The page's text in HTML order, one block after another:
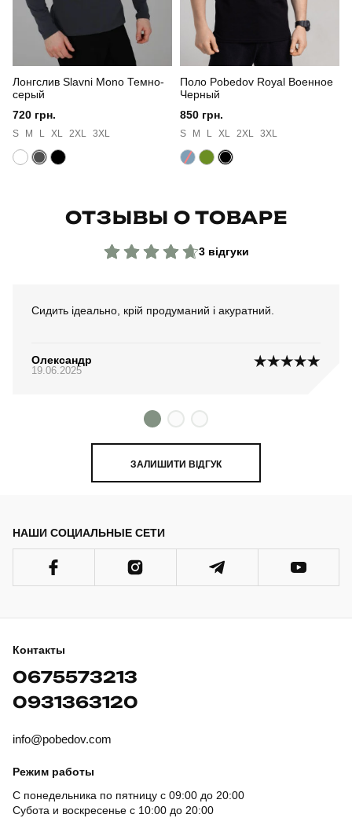
Країна - виробник україна
Лонгслив Slavni Mono Темно-
серый
720 грн.
S M L XL 2XL 3XL
Поло Pobedov Royal Военное
Черный
850 грн.
S M L XL 2XL 3XL
ОТЗЫВЫ О ТОВАРЕ
3 відгуки
Сидить ідеально, крій продуманий і акуратний.
Олександр
19.06.2025
ЗАЛИШИТИ ВІДГУК
НАШИ СОЦИАЛЬНЫЕ СЕТИ
Контакты
0675573213
0931363120
info@pobedov.com
Режим работы
С понедельника по пятницу с 09:00 до 20:00
Субота и воскресенье с 10:00 до 20:00